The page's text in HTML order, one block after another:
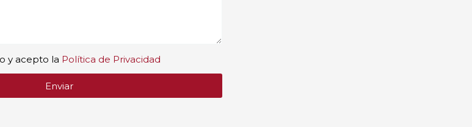
y acepto la Política de Privacidad
Enviar